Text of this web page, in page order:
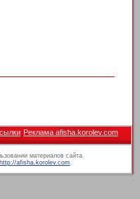
Реклама afisha.korolev.com
материалов сайта
http://afisha.korolev.com.